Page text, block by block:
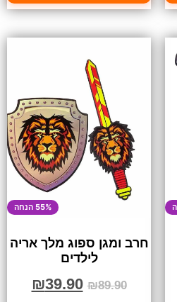
55% הנחה
חרב ומגן ספוג מלך אריה
לילדים
₪89.90
₪39.90